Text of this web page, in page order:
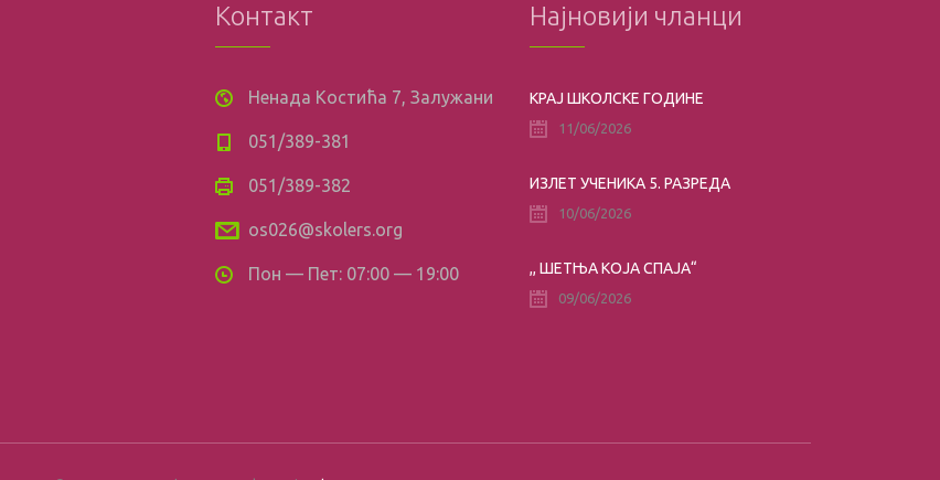
Контакт
Ненада Костића 7, Залужани
051/389-381
051/389-382
os026@skolers.org
Пон — Пет: 07:00 — 19:00
Најновији чланци
КРАЈ ШКОЛСКЕ ГОДИНЕ
11/06/2026
ИЗЛЕТ УЧЕНИКА 5. РАЗРЕДА
10/06/2026
,, ШЕТЊА КОЈА СПАЈА“
09/06/2026